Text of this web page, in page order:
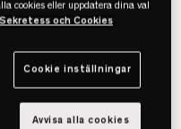
cookies eller uppdatera dina val
Sekretess och Cookies
Cookie inställningar
Avvisa alla cookies